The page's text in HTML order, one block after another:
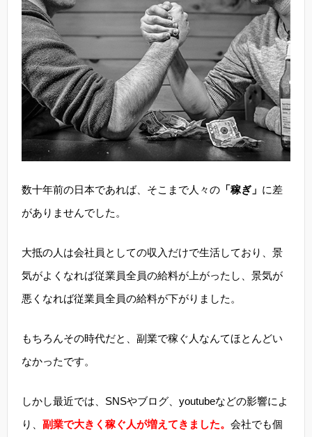
数十年前の日本であれば、そこまで人々の 「稼ぎ」 に差
がありませんでした。
大抵の人は会社員としての収入だけで生活しており、景
気がよくなれば従業員全員の給料が上がったし、景気が
悪くなれば従業員全員の給料が下がりました。
もちろんその時代だと、副業で稼ぐ人なんてほとんどい
なかったです。
しかし最近では、SNSやブログ、youtubeなどの影響によ
り、 副業で大きく稼ぐ人が増えてきました。 会社でも個